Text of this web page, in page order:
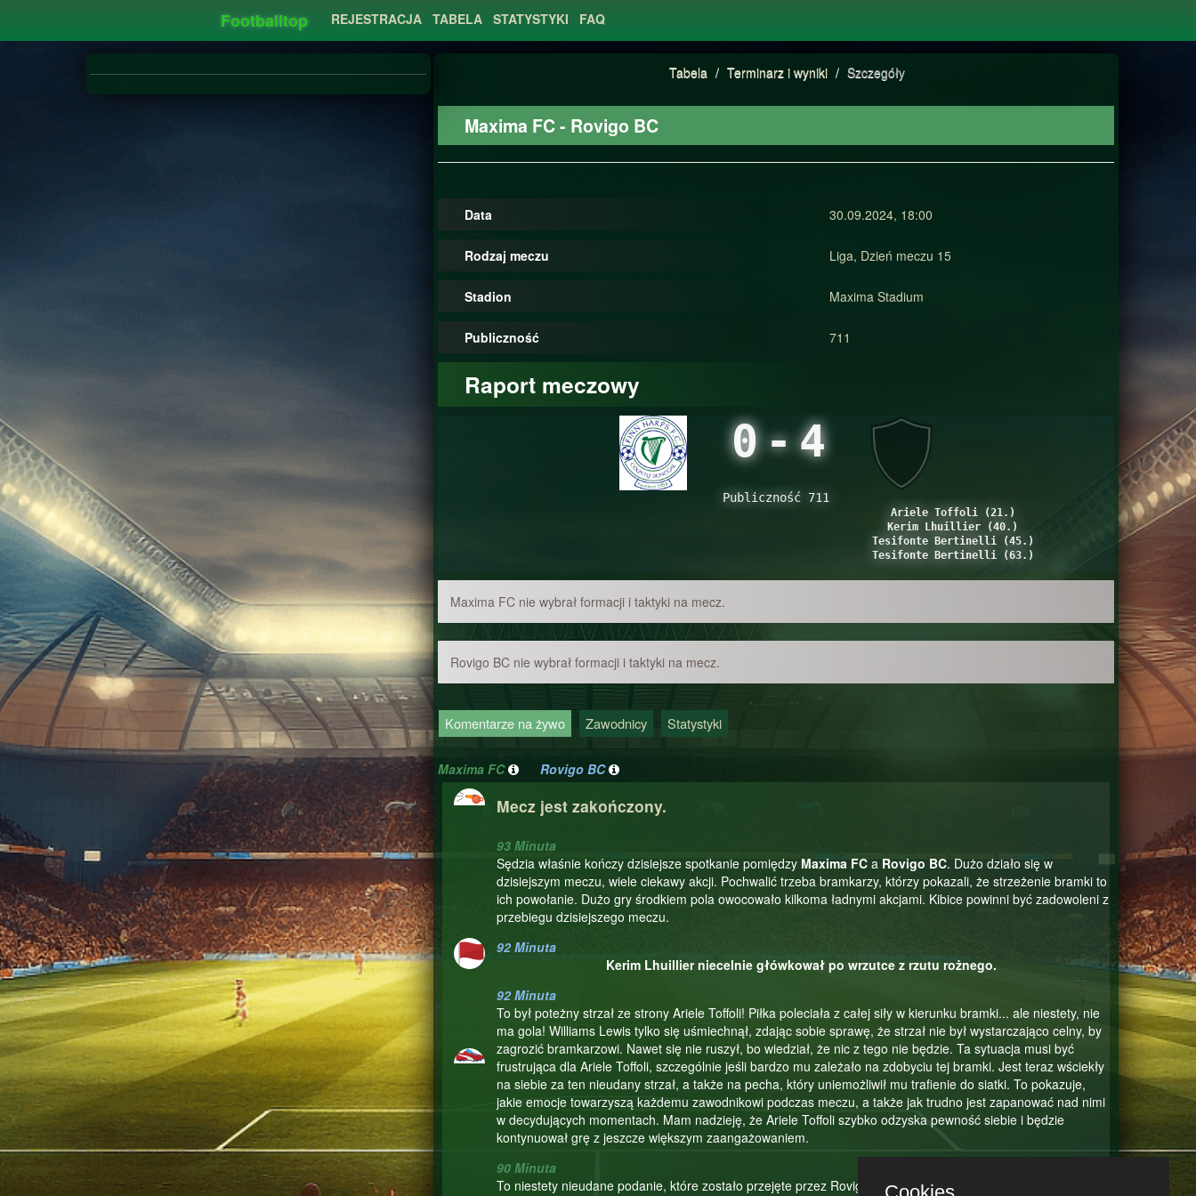
Footballtop REJESTRACJA TABELA STATYSTYKI FAQ
Tabela / Terminarz i wyniki / Szczegóły
Maxima FC - Rovigo BC
Data 30.09.2024, 18:00
Rodzaj meczu Liga, Dzień meczu 15
Stadion Maxima Stadium
Publiczność 711
Raport meczowy
0-4
Publiczność 711
Ariele Toffoli (21.)
Kerim Lhuillier (40.)
Tesifonte Bertinelli (45.)
Tesifonte Bertinelli (63.)
Maxima FC nie wybrał formacji i taktyki na mecz.
Rovigo BC nie wybrał formacji i taktyki na mecz.
Komentarze na żywo Zawodnicy Statystyki
Maxima FC Rovigo BC
Mecz jest zakończony.
93 Minuta
Sędzia właśnie kończy dzisiejsze spotkanie pomiędzy Maxima FC a Rovigo BC. Dużo działo się w
dzisiejszym meczu, wiele ciekawy akcji. Pochwalić trzeba bramkarzy, którzy pokazali, że strzeżenie bramki to
ich powołanie. Dużo gry środkiem pola owocowało kilkoma ładnymi akcjami. Kibice powinni być zadowoleni z
przebiegu dzisiejszego meczu.
92 Minuta
Kerim Lhuillier niecelnie główkował po wrzutce z rzutu rożnego.
92 Minuta
To był poteżny strzał ze strony Ariele Toffoli! Piłka poleciała z całej siły w kierunku bramki... ale niestety, nie
ma gola! Williams Lewis tylko się uśmiechnął, zdając sobie sprawę, że strzał nie był wystarczająco celny, by
zagrozić bramkarzowi. Nawet się nie ruszył, bo wiedział, że nic z tego nie będzie. Ta sytuacja musi być
frustrująca dla Ariele Toffoli, szczególnie jeśli bardzo mu zależało na zdobyciu tej bramki. Jest teraz wściekły
na siebie za ten nieudany strzał, a także na pecha, który uniemożliwił mu trafienie do siatki. To pokazuje,
jakie emocje towarzyszą każdemu zawodnikowi podczas meczu, a także jak trudno jest zapanować nad nimi
w decydujących momentach. Mam nadzieję, że Ariele Toffoli szybko odzyska pewność siebie i będzie
kontynuował grę z jeszcze większym zaangażowaniem.
90 Minuta
To niestety nieudane podanie, które zostało przejęte przez Rovigo BC. To może być trudny moment dla